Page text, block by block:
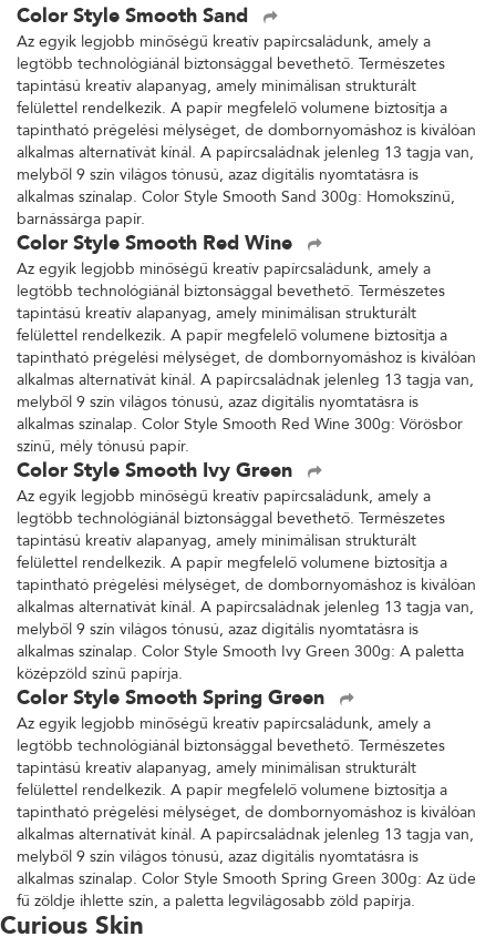
Color Style Smooth Sand
Az egyik legjobb minőségű kreatív papírcsaládunk, amely a
legtöbb technológiánál biztonsággal bevethető. Természetes
tapintású kreatív alapanyag, amely minimálisan strukturált
felülettel rendelkezik. A papír megfelelő volumene biztosítja a
tapintható prégelési mélységet, de dombornyomáshoz is kiválóan
alkalmas alternatívát kínál. A papírcsaládnak jelenleg 13 tagja van,
melyből 9 szín világos tónusú, azaz digitális nyomtatásra is
alkalmas színalap. Color Style Smooth Sand 300g: Homokszínű,
barnássárga papír.
Color Style Smooth Red Wine
Az egyik legjobb minőségű kreatív papírcsaládunk, amely a
legtöbb technológiánál biztonsággal bevethető. Természetes
tapintású kreatív alapanyag, amely minimálisan strukturált
felülettel rendelkezik. A papír megfelelő volumene biztosítja a
tapintható prégelési mélységet, de dombornyomáshoz is kiválóan
alkalmas alternatívát kínál. A papírcsaládnak jelenleg 13 tagja van,
melyből 9 szín világos tónusú, azaz digitális nyomtatásra is
alkalmas színalap. Color Style Smooth Red Wine 300g: Vörösbor
színű, mély tónusú papír.
Color Style Smooth Ivy Green
Az egyik legjobb minőségű kreatív papírcsaládunk, amely a
legtöbb technológiánál biztonsággal bevethető. Természetes
tapintású kreatív alapanyag, amely minimálisan strukturált
felülettel rendelkezik. A papír megfelelő volumene biztosítja a
tapintható prégelési mélységet, de dombornyomáshoz is kiválóan
alkalmas alternatívát kínál. A papírcsaládnak jelenleg 13 tagja van,
melyből 9 szín világos tónusú, azaz digitális nyomtatásra is
alkalmas színalap. Color Style Smooth Ivy Green 300g: A paletta
középzöld színű papírja.
Color Style Smooth Spring Green
Az egyik legjobb minőségű kreatív papírcsaládunk, amely a
legtöbb technológiánál biztonsággal bevethető. Természetes
tapintású kreatív alapanyag, amely minimálisan strukturált
felülettel rendelkezik. A papír megfelelő volumene biztosítja a
tapintható prégelési mélységet, de dombornyomáshoz is kiválóan
alkalmas alternatívát kínál. A papírcsaládnak jelenleg 13 tagja van,
melyből 9 szín világos tónusú, azaz digitális nyomtatásra is
alkalmas színalap. Color Style Smooth Spring Green 300g: Az üde
fű zöldje ihlette szín, a paletta legvilágosabb zöld papírja.
Curious Skin